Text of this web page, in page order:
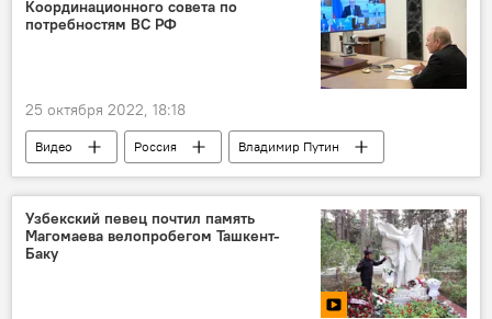
Координационного совета по
потребностям ВС РФ
25 октября 2022, 18:18
Видео Россия
Владимир Путин
координационный совет при кабмине РФ
Спецоперация
Трансляция
Узбекский певец почтил память
Магомаева велопробегом Ташкент-
Баку